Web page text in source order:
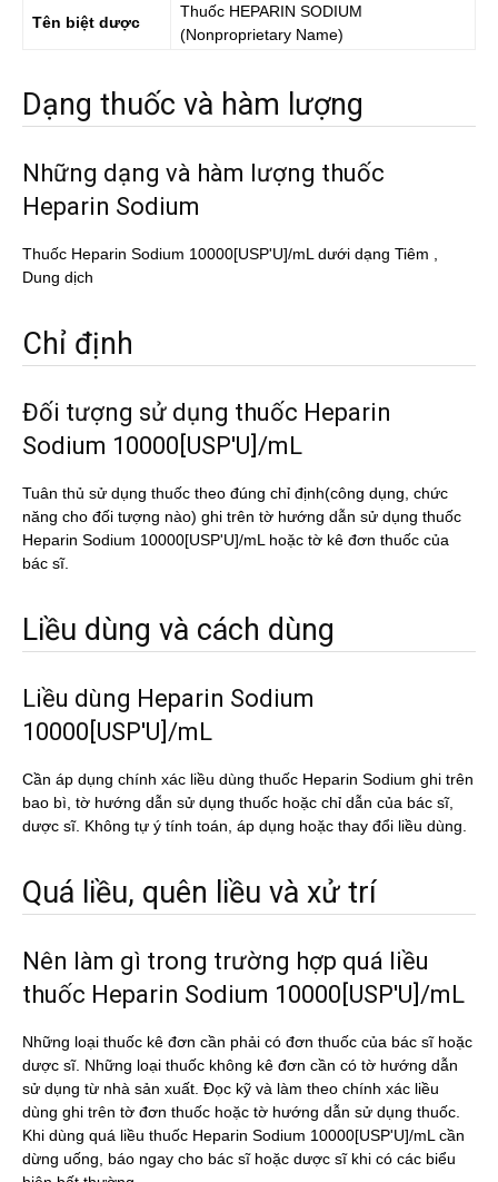
Tên biệt dược
Thuốc HEPARIN SODIUM
(Nonproprietary Name)
Dạng thuốc và hàm lượng
Những dạng và hàm lượng thuốc
Heparin Sodium
Thuốc Heparin Sodium 10000[USP'U]/mL dưới dạng Tiêm ,
Dung dịch
Chỉ định
Đối tượng sử dụng thuốc Heparin
Sodium 10000[USP'U]/mL
Tuân thủ sử dụng thuốc theo đúng chỉ định(công dụng, chức
năng cho đối tượng nào) ghi trên tờ hướng dẫn sử dụng thuốc
Heparin Sodium 10000[USP'U]/mL hoặc tờ kê đơn thuốc của
bác sĩ.
Liều dùng và cách dùng
Liều dùng Heparin Sodium
10000[USP'U]/mL
Cần áp dụng chính xác liều dùng thuốc Heparin Sodium ghi trên
bao bì, tờ hướng dẫn sử dụng thuốc hoặc chỉ dẫn của bác sĩ,
dược sĩ. Không tự ý tính toán, áp dụng hoặc thay đổi liều dùng.
Quá liều, quên liều và xử trí
Nên làm gì trong trường hợp quá liều
thuốc Heparin Sodium 10000[USP'U]/mL
Những loại thuốc kê đơn cần phải có đơn thuốc của bác sĩ hoặc
dược sĩ. Những loại thuốc không kê đơn cần có tờ hướng dẫn
sử dụng từ nhà sản xuất. Đọc kỹ và làm theo chính xác liều
dùng ghi trên tờ đơn thuốc hoặc tờ hướng dẫn sử dụng thuốc.
Khi dùng quá liều thuốc Heparin Sodium 10000[USP'U]/mL cần
dừng uống, báo ngay cho bác sĩ hoặc dược sĩ khi có các biểu